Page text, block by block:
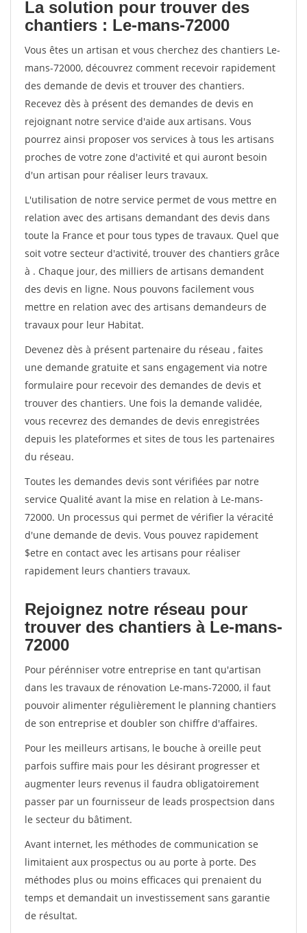
La solution pour trouver des
chantiers : Le-mans-72000
Vous êtes un artisan et vous cherchez des chantiers Le-
mans-72000, découvrez comment recevoir rapidement
des demande de devis et trouver des chantiers.
Recevez dès à présent des demandes de devis en
rejoignant notre service d'aide aux artisans. Vous
pourrez ainsi proposer vos services à tous les artisans
proches de votre zone d'activité et qui auront besoin
d'un artisan pour réaliser leurs travaux.
L'utilisation de notre service permet de vous mettre en
relation avec des artisans demandant des devis dans
toute la France et pour tous types de travaux. Quel que
soit votre secteur d'activité, trouver des chantiers grâce
à . Chaque jour, des milliers de artisans demandent
des devis en ligne. Nous pouvons facilement vous
mettre en relation avec des artisans demandeurs de
travaux pour leur Habitat.
Devenez dès à présent partenaire du réseau , faites
une demande gratuite et sans engagement via notre
formulaire pour recevoir des demandes de devis et
trouver des chantiers. Une fois la demande validée,
vous recevrez des demandes de devis enregistrées
depuis les plateformes et sites de tous les partenaires
du réseau.
Toutes les demandes devis sont vérifiées par notre
service Qualité avant la mise en relation à Le-mans-
72000. Un processus qui permet de vérifier la véracité
d'une demande de devis. Vous pouvez rapidement
$etre en contact avec les artisans pour réaliser
rapidement leurs chantiers travaux.
Rejoignez notre réseau pour
trouver des chantiers à Le-mans-
72000
Pour pérénniser votre entreprise en tant qu'artisan
dans les travaux de rénovation Le-mans-72000, il faut
pouvoir alimenter régulièrement le planning chantiers
de son entreprise et doubler son chiffre d'affaires.
Pour les meilleurs artisans, le bouche à oreille peut
parfois suffire mais pour les désirant progresser et
augmenter leurs revenus il faudra obligatoirement
passer par un fournisseur de leads prospectsion dans
le secteur du bâtiment.
Avant internet, les méthodes de communication se
limitaient aux prospectus ou au porte à porte. Des
méthodes plus ou moins efficaces qui prenaient du
temps et demandait un investissement sans garantie
de résultat.